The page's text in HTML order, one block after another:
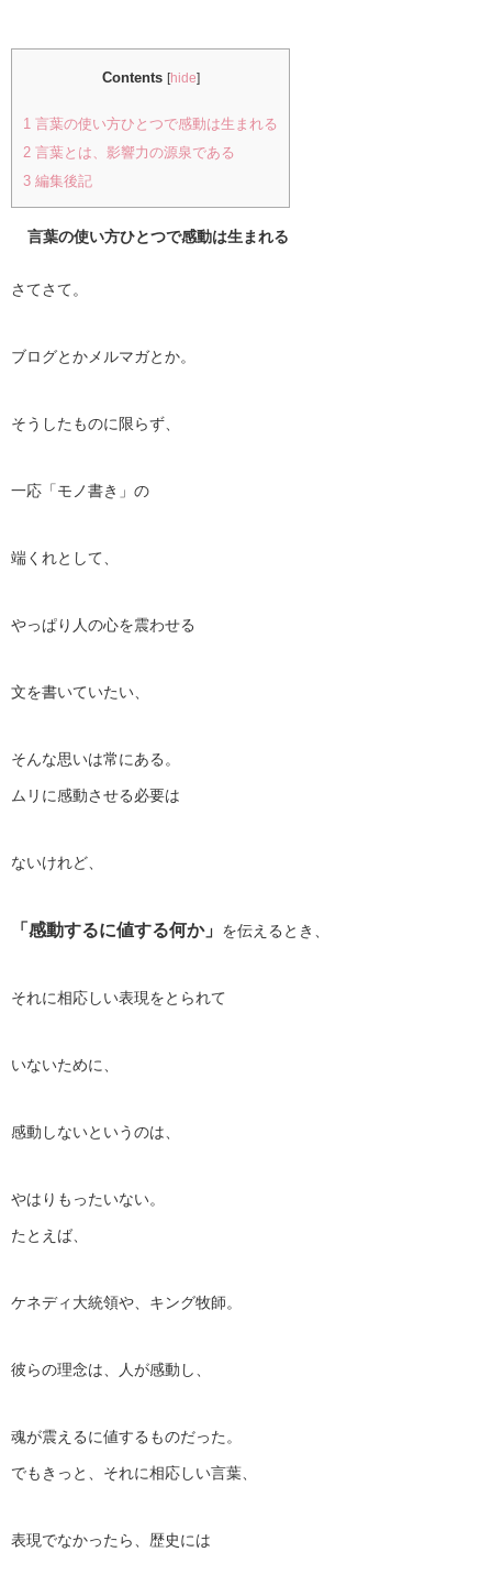
Contents [hide]
1 言葉の使い方ひとつで感動は生まれる
2 言葉とは、影響力の源泉である
3 編集後記
言葉の使い方ひとつで感動は生まれる
さてさて。
ブログとかメルマガとか。
そうしたものに限らず、
一応「モノ書き」の
端くれとして、
やっぱり人の心を震わせる
文を書いていたい、
そんな思いは常にある。
ムリに感動させる必要は
ないけれど、
「感動するに値する何か」 を伝えるとき、
それに相応しい表現をとられて
いないために、
感動しないというのは、
やはりもったいない。
たとえば、
ケネディ大統領や、キング牧師。
彼らの理念は、人が感動し、
魂が震えるに値するものだった。
でもきっと、それに相応しい言葉、
表現でなかったら、歴史には